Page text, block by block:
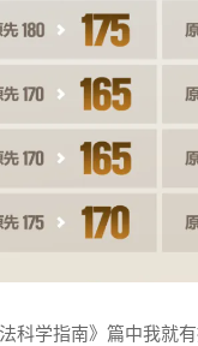
科学指南》篇中我就